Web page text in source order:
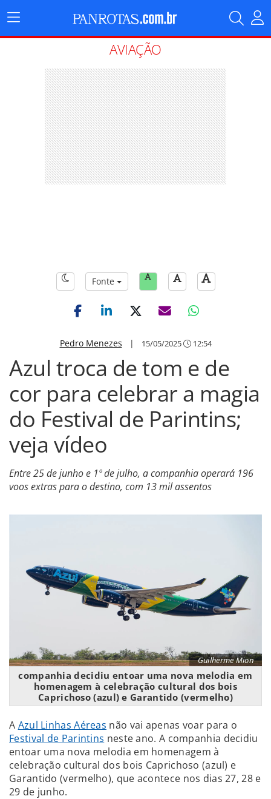
Menu
Principal
AVIAÇÃO
Fonte
Pedro Menezes | 15/05/2025 12:54
Azul troca de tom e de
cor para celebrar a magia
do Festival de Parintins;
veja vídeo
Entre 25 de junho e 1º de julho, a companhia operará 196
voos extras para o destino, com 13 mil assentos
Guilherme Mion
companhia decidiu entoar uma nova melodia em
homenagem à celebração cultural dos bois
Caprichoso (azul) e Garantido (vermelho)
A Azul Linhas Aéreas não vai apenas voar para o
Festival de Parintins neste ano. A companhia decidiu
entoar uma nova melodia em homenagem à
celebração cultural dos bois Caprichoso (azul) e
Garantido (vermelho), que acontece nos dias 27, 28 e
29 de junho.